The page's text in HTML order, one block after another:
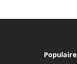
Populaire